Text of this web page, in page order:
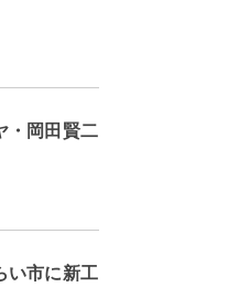
・岡田賢二
い市に新工